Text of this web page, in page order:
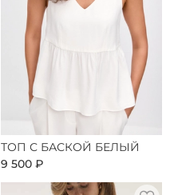
ТОП С БАСКОЙ БЕЛЫЙ
9 500 ₽